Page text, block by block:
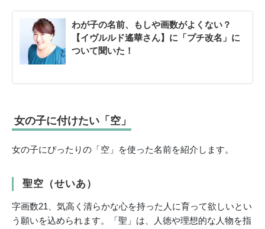
わが子の名前、もしや画数がよくない？
【イヴルルド遙華さん】に「プチ改名」に
ついて聞いた！
女の子に付けたい「空」
女の子にぴったりの「空」を使った名前を紹介します。
聖空（せいあ）
字画数21、気高く清らかな心を持った人に育って欲しいとい
う願いを込められます。「聖」は、人徳や理想的な人物を指